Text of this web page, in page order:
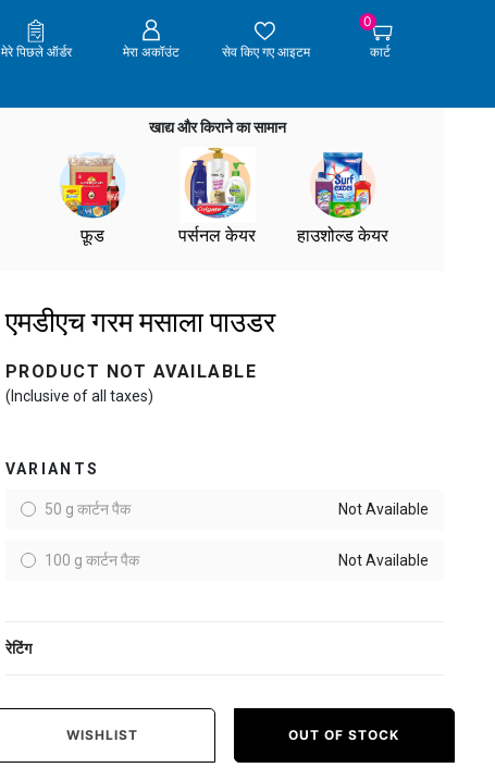
मेरे पिछले ऑर्डर मेरा अकॉउंट सेव किए गए आइटम
0
कार्ट
खाद्य और किराने का सामान
फ़ूड पर्सनल केयर हाउशोल्ड केयर
एमडीएच गरम मसाला पाउडर
PRODUCT NOT AVAILABLE
(Inclusive of all taxes)
VARIANTS
50 g कार्टन पैक Not Available
100 g कार्टन पैक Not Available
रेटिंग
WISHLIST OUT OF STOCK